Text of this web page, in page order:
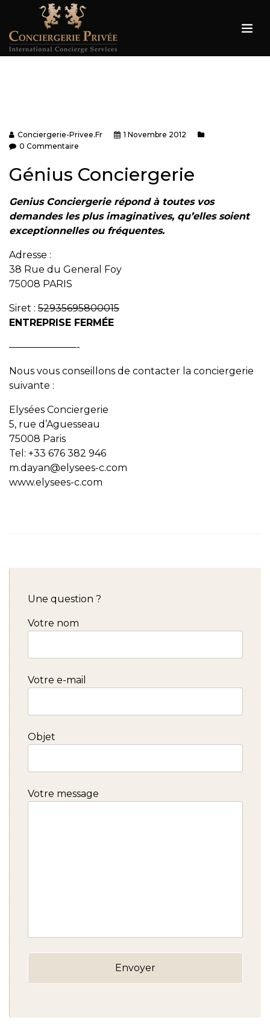
Conciergerie-Privee.fr
1 Novembre 2012
0 Commentaire
Génius Conciergerie
Genius Conciergerie répond à toutes vos
demandes les plus imaginatives, qu’elles soient
exceptionnelles ou fréquentes.
Adresse :
38 Rue du General Foy
75008 PARIS
Siret : 52935695800015
ENTREPRISE FERMÉE
———————-
Nous vous conseillons de contacter la conciergerie
suivante :
Elysées Conciergerie
5, rue d’Aguesseau
75008 Paris
Tel: +33 676 382 946
m.dayan@elysees-c.com
www.elysees-c.com
Une question ?
Votre nom
Votre e-mail
Objet
Votre message